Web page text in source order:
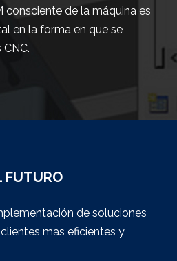
consciente de la máquina es
en la forma en que se
FUTURO
de soluciones
mas eficientes y